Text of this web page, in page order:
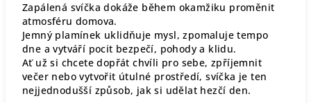
Zapálená svíčka dokáže během okamžiku proměnit
atmosféru domova.
Jemný plamínek uklidňuje mysl, zpomaluje tempo
dne a vytváří pocit bezpečí, pohody a klidu.
Ať už si chcete dopřát chvíli pro sebe, zpříjemnit
večer nebo vytvořit útulné prostředí, svíčka je ten
nejjednodušší způsob, jak si udělat hezčí den.